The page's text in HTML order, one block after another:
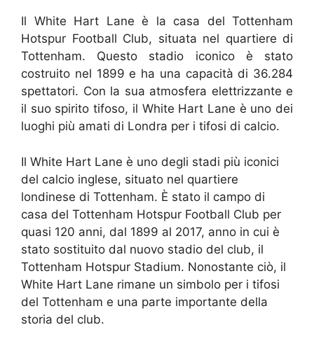
Il White Hart Lane è la casa del Tottenham
Hotspur Football Club, situata nel quartiere di
Tottenham. Questo stadio iconico è stato
costruito nel 1899 e ha una capacità di 36.284
spettatori. Con la sua atmosfera elettrizzante e
il suo spirito tifoso, il White Hart Lane è uno dei
luoghi più amati di Londra per i tifosi di calcio.
Il White Hart Lane è uno degli stadi più iconici
del calcio inglese, situato nel quartiere
londinese di Tottenham. È stato il campo di
casa del Tottenham Hotspur Football Club per
quasi 120 anni, dal 1899 al 2017, anno in cui è
stato sostituito dal nuovo stadio del club, il
Tottenham Hotspur Stadium. Nonostante ciò, il
White Hart Lane rimane un simbolo per i tifosi
del Tottenham e una parte importante della
storia del club.